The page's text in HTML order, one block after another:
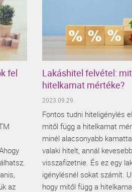
fel
az
Lakáshitel felvétel:
hitelkamat mértéke?
2023.09.29.
Fontos tudni hiteligénylés
mitől függ a hitelkamat
minél alacsonyabb
valaki hitelt, annál
visszafizetnie. És ez egy
igénylésnél sokat számít.
hogy mitől függ a